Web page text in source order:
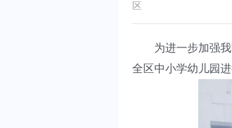
区
为进一步加强我区
全区中小学幼儿园进